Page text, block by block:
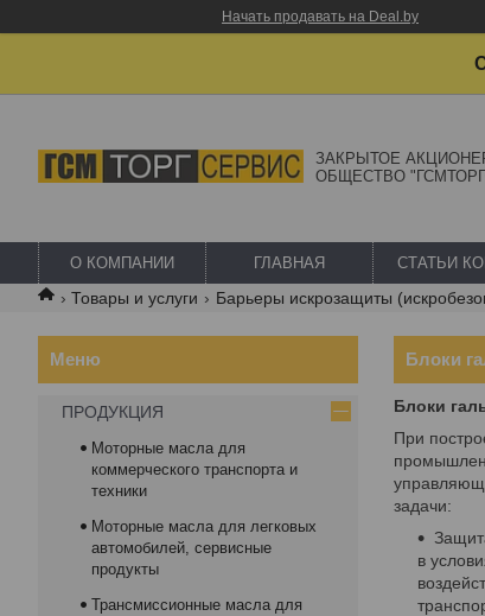
Начать продавать на Deal.by
ЗАКРЫТОЕ
ОБЩЕСТВО
О КОМПАНИИ ГЛАВНАЯ СТАТЬИ
Товары и услуги Барьеры искрозащиты
Блоки
Блоки
При
задачи:
в
ПРОДУКЦИЯ
Моторные масла для
коммерческого транспорта и
техники
Моторные масла для легковых
автомобилей, сервисные
продукты
Трансмиссионные масла для